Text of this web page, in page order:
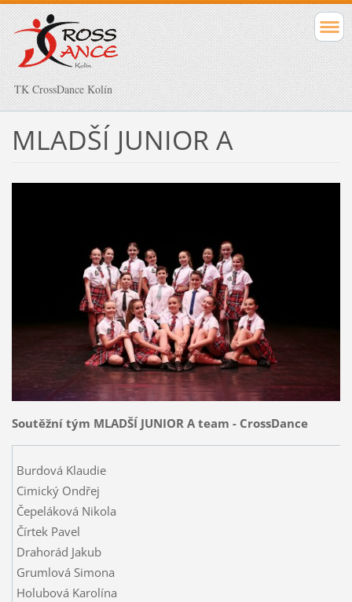
TK CrossDance Kolín
MLADŠÍ JUNIOR A
Soutěžní tým MLADŠÍ JUNIOR A team - CrossDance
Burdová Klaudie
Cimický Ondřej
Čepeláková Nikola
Čírtek Pavel
Drahorád Jakub
Grumlová Simona
Holubová Karolína